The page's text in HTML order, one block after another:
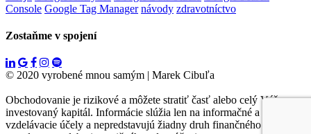
Console Google Tag Manager návody zdravotníctvo
Zostaňme v spojení
© 2020 vyrobené mnou samým | Marek Cibuľa
Obchodovanie je rizikové a môžete stratiť časť alebo celý Váš
investovaný kapitál. Informácie slúžia len na informačné a
vzdelávacie účely a nepredstavujú žiadny druh finančného